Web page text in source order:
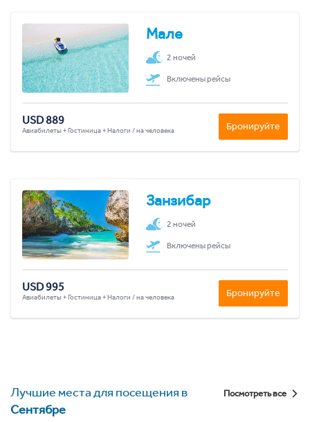
Мале
2 ночей
Включены рейсы
USD 889
Авиабилеты + Гостиница + Налоги / на человека Бронируйте
Занзибар
2 ночей
Включены рейсы
USD 995
Авиабилеты + Гостиница + Налоги / на человека Бронируйте
Лучшие места для посещения в
Сентябре
Посмотреть все